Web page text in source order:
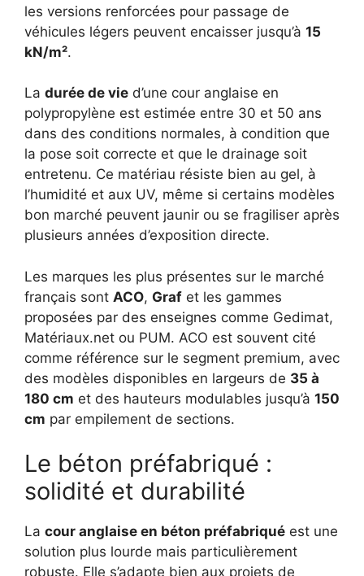
les versions renforcées pour passage de
véhicules légers peuvent encaisser jusqu’à 15
kN/m².
La durée de vie d’une cour anglaise en
polypropylène est estimée entre 30 et 50 ans
dans des conditions normales, à condition que
la pose soit correcte et que le drainage soit
entretenu. Ce matériau résiste bien au gel, à
l’humidité et aux UV, même si certains modèles
bon marché peuvent jaunir ou se fragiliser après
plusieurs années d’exposition directe.
Les marques les plus présentes sur le marché
français sont ACO, Graf et les gammes
proposées par des enseignes comme Gedimat,
Matériaux.net ou PUM. ACO est souvent cité
comme référence sur le segment premium, avec
des modèles disponibles en largeurs de 35 à
180 cm et des hauteurs modulables jusqu’à 150
cm par empilement de sections.
Le béton préfabriqué :
solidité et durabilité
La cour anglaise en béton préfabriqué est une
solution plus lourde mais particulièrement
robuste. Elle s’adapte bien aux projets de